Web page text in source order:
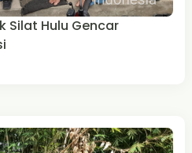
Silat Hulu Gencar